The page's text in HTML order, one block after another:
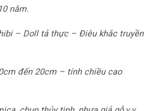
năm.
– Doll tả thực – Điêu khắc truyền
đến 20cm – tính chiều cao